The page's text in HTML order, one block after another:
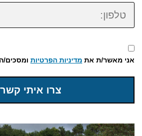
טלפון:
אני מאשר/ת את מדיניות הפרטיות ומסכים/
צרו איתי קשר